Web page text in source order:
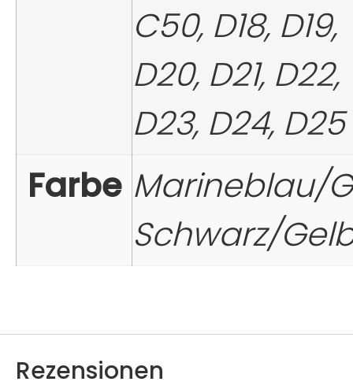
C50, D18, D19,
D20, D21, D22,
D23, D24, D25
Farbe Marineblau/
Schwarz/
Rezensionen